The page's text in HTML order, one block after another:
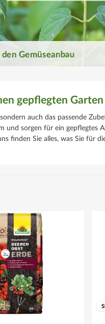
Gemüseanbau
gepflegten Garten
auch das passende
und sorgen für ein gepflegtes
finden Sie alles, was Sie für